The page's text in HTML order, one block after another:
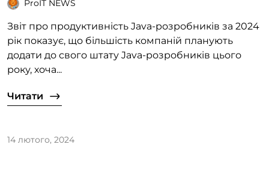
ProIT NEWS
Звіт про продуктивність Java-розробників за 2024
рік показує, що більшість компаній планують
додати до свого штату Java-розробників цього
року, хоча...
Читати
14 лютого, 2024